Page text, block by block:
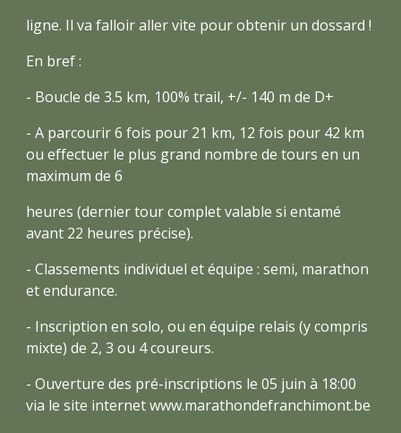
ligne. Il va falloir aller vite pour obtenir un dossard !
En bref :
- Boucle de 3.5 km, 100% trail, +/- 140 m de D+
- A parcourir 6 fois pour 21 km, 12 fois pour 42 km
ou effectuer le plus grand nombre de tours en un
maximum de 6
heures (dernier tour complet valable si entamé
avant 22 heures précise).
- Classements individuel et équipe : semi, marathon
et endurance.
- Inscription en solo, ou en équipe relais (y compris
mixte) de 2, 3 ou 4 coureurs.
- Ouverture des pré-inscriptions le 05 juin à 18:00
via le site internet www.marathondefranchimont.be